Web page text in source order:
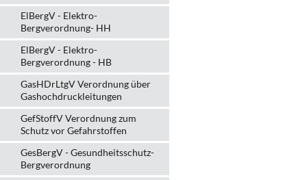
ElBergV - Elektro-
Bergverordnung- HH
ElBergV - Elektro-
Bergverordnung - HB
GasHDrLtgV Verordnung über
Gashochdruckleitungen
GefStoffV Verordnung zum
Schutz vor Gefahrstoffen
GesBergV - Gesundheitsschutz-
Bergverordnung